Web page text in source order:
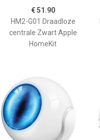
€ 51.90
HM2-G01 Draadloze
centrale Zwart Apple
HomeKit